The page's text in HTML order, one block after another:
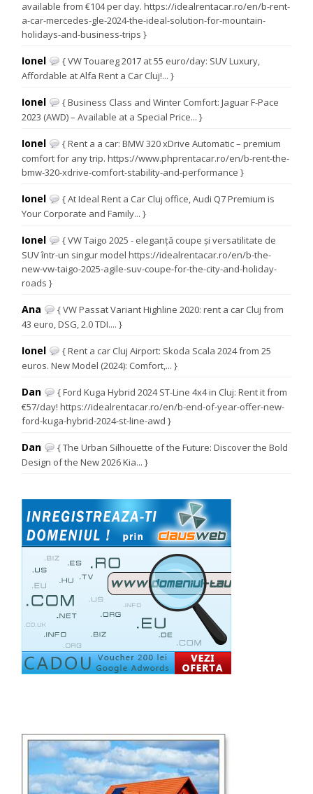
available from €104 per day. https://idealrentacar.ro/en/b-rent-
a-car-mercedes-gle-2024-the-ideal-solution-for-mountain-
holidays-and-business-trips }
Ionel
{ VW Touareg 2017 at 55 euro/day: SUV Luxury,
Affordable at Alfa Rent a Car Cluj!... }
Ionel
{ Business Class and Winter Comfort: Jaguar F-Pace
2023 (AWD) – Available at a Special Price... }
Ionel
{ Rent a a car: BMW 320 xDrive Automatic – premium
comfort for any trip. https://www.phprentacar.ro/en/b-rent-the-
bmw-320-xdrive-comfort-stability-and-performance }
Ionel
{ At Ideal Rent a Car Cluj office, Audi Q7 Premium is
Your Corporate and Family... }
Ionel
{ VW Taigo 2025 - eleganță coupe și versatilitate de
SUV într-un singur model https://idealrentacar.ro/en/b-the-
new-vw-taigo-2025-agile-suv-coupe-for-the-city-and-holiday-
roads }
Ana
{ VW Passat Variant Highline 2020: rent a car Cluj from
43 euro, DSG, 2.0 TDI.... }
Ionel
{ Rent a car Cluj Airport: Skoda Scala 2024 from 25
euros. New Model (2024): Comfort,... }
Dan
{ Ford Kuga Hybrid 2024 ST-Line 4x4 in Cluj: Rent it from
€57/day! https://idealrentacar.ro/en/b-end-of-year-offer-new-
ford-kuga-hybrid-2024-st-line-awd }
Dan
{ The Urban Silhouette of the Future: Discover the Bold
Design of the New 2026 Kia... }